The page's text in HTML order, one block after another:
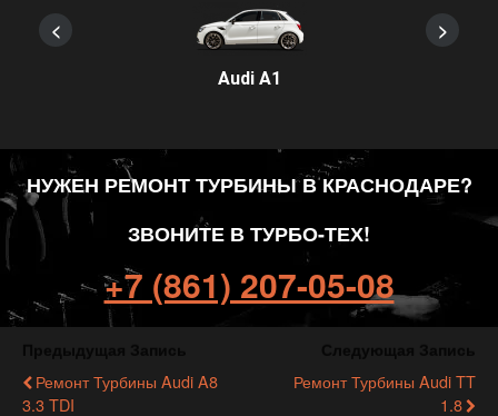
Audi A1
< >
НУЖЕН РЕМОНТ ТУРБИНЫ В КРАСНОДАРЕ?
ЗВОНИТЕ В ТУРБО-ТЕХ!
+7 (861) 207-05-08
Ремонт Турбины Audi A8
3.3 TDI
Ремонт Турбины Audi TT
1.8